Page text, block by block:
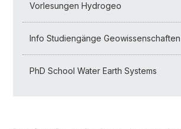
Vorlesungen Hydrogeo
Info Studiengänge Geowissenschaften
PhD School Water Earth Systems